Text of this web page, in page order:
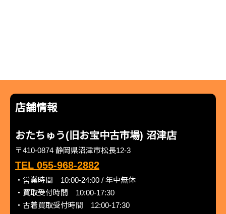
店舗情報
おたちゅう(旧お宝中古市場) 沼津店
〒410-0874 静岡県沼津市松長12-3
TEL 055-968-2882
・営業時間 10:00-24:00 / 年中無休
・買取受付時間 10:00-17:30
・古着買取受付時間 12:00-17:30